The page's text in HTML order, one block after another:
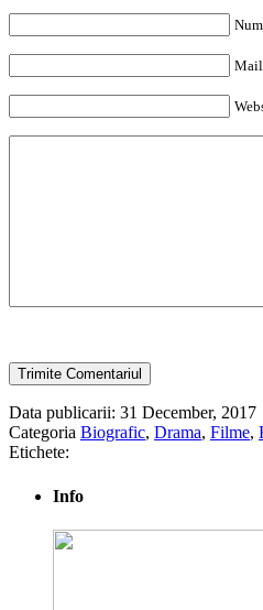
Data publicarii: 31 December, 2017
Categoria Biografic, Drama, Filme,
Etichete:
Info